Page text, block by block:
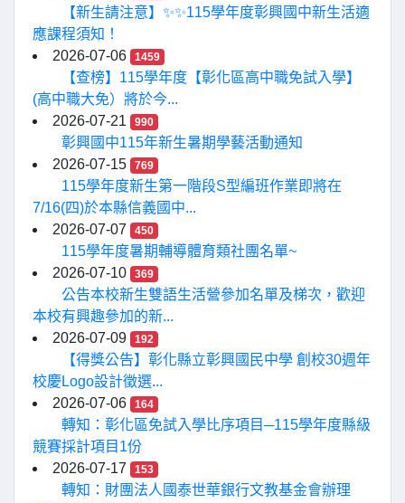
【新生請注意】✨✨115學年度彰興國中新生活適
應課程須知！
2026-07-06
1459
【查榜】115學年度【彰化區高中職免試入學】
(高中職大免）將於今...
2026-07-21
990
彰興國中115年新生暑期學藝活動通知
2026-07-15
769
115學年度新生第一階段S型編班作業即將在
7/16(四)於本縣信義國中...
2026-07-07
450
115學年度暑期輔導體育類社團名單~
2026-07-10
369
公告本校新生雙語生活營參加名單及梯次，歡迎
本校有興趣參加的新...
2026-07-09
192
【得獎公告】彰化縣立彰興國民中學 創校30週年
校慶Logo設計徵選...
2026-07-06
164
轉知：彰化區免試入學比序項目─115學年度縣級
競賽採計項目1份
2026-07-17
153
轉知：財團法人國泰世華銀行文教基金會辦理